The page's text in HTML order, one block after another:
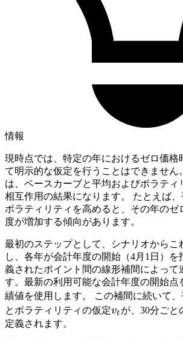
情報
現時点では、特定の年におけるゼロ価格
て明示的な仮定を行うことはできません
は、ベースカーブと平均およびボラティ
相互作用の結果になります。 たとえば
ボラティリティを高めると、その年のゼ
度が増加する傾向があります。
最初のステップとして、シナリオからこ
し、各年が会計年度の開始（4月1日）を
義されたポイント間の線形補間によって
す。最新の利用可能な会計年度の開始点
績値を使用します。 この補間に続いて
とボラティリティの仮定v_t
vt が、30分ごと
定義されます。